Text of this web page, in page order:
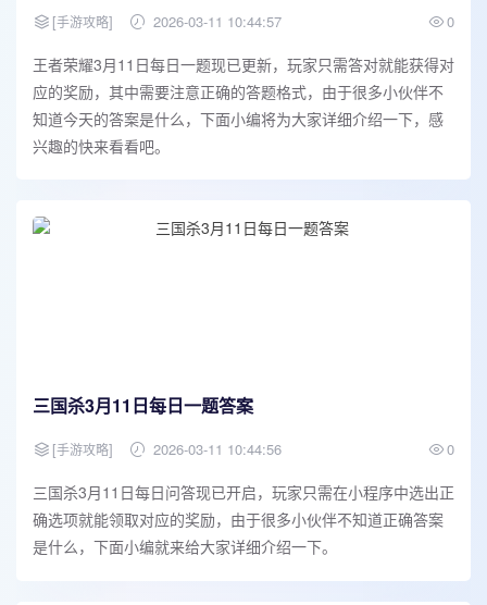
[手游攻略] 2026-03-11 10:44:57 0
王者荣耀3月11日每日一题现已更新，玩家只需答对就能获得对
应的奖励，其中需要注意正确的答题格式，由于很多小伙伴不
知道今天的答案是什么，下面小编将为大家详细介绍一下，感
兴趣的快来看看吧。
三国杀3月11日每日一题答案
[手游攻略] 2026-03-11 10:44:56 0
三国杀3月11日每日问答现已开启，玩家只需在小程序中选出正
确选项就能领取对应的奖励，由于很多小伙伴不知道正确答案
是什么，下面小编就来给大家详细介绍一下。